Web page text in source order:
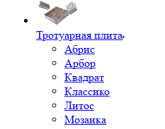
Тротуарная плита
Абрис
Арбор
Квадрат
Классико
Литос
Мозаика